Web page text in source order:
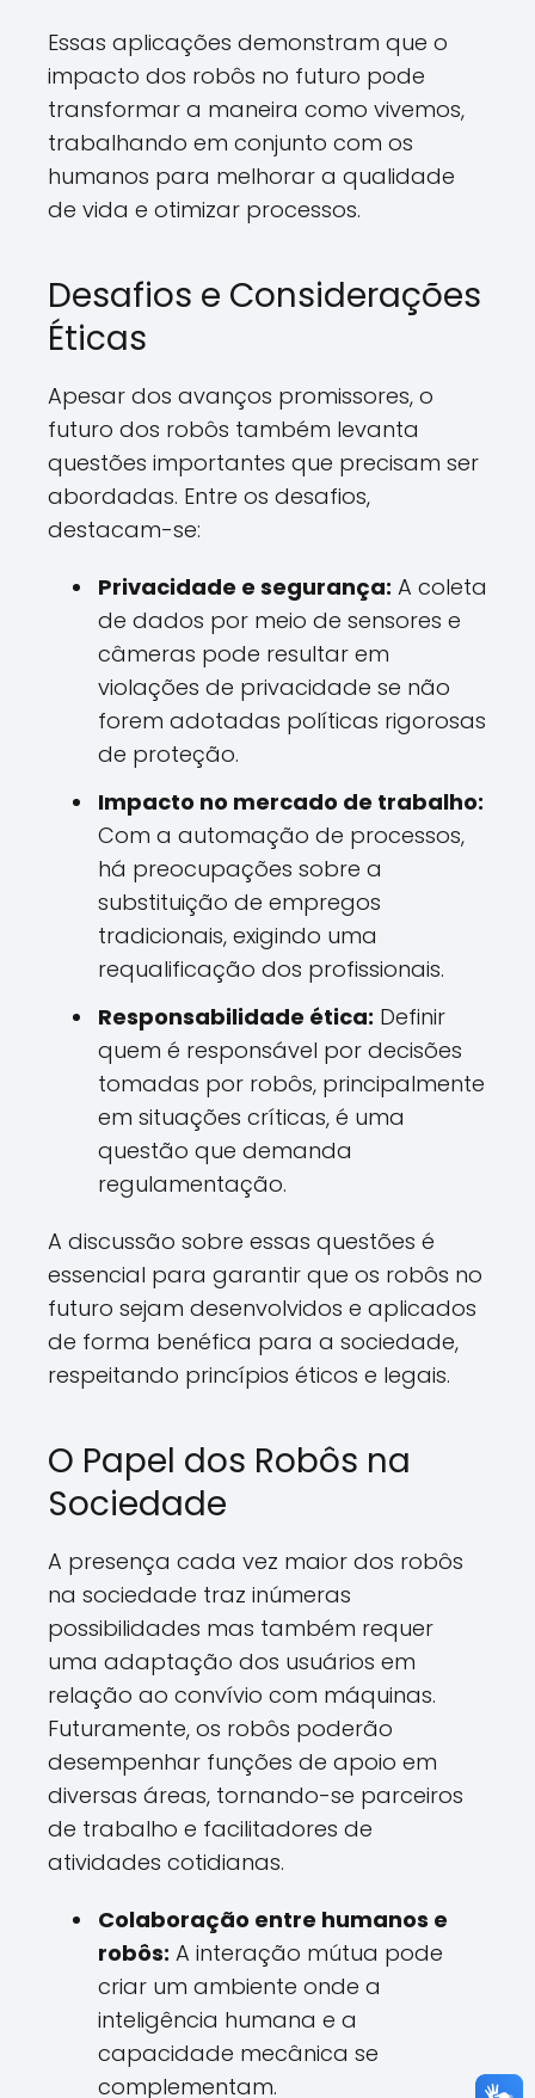
Essas aplicações demonstram que o
impacto dos robôs no futuro pode
transformar a maneira como vivemos,
trabalhando em conjunto com os
humanos para melhorar a qualidade
de vida e otimizar processos.
Desafios e Considerações
Éticas
Apesar dos avanços promissores, o
futuro dos robôs também levanta
questões importantes que precisam ser
abordadas. Entre os desafios,
destacam-se:
Privacidade e segurança: A coleta
de dados por meio de sensores e
câmeras pode resultar em
violações de privacidade se não
forem adotadas políticas rigorosas
de proteção.
Impacto no mercado de trabalho:
Com a automação de processos,
há preocupações sobre a
substituição de empregos
tradicionais, exigindo uma
requalificação dos profissionais.
Responsabilidade ética: Definir
quem é responsável por decisões
tomadas por robôs, principalmente
em situações críticas, é uma
questão que demanda
regulamentação.
A discussão sobre essas questões é
essencial para garantir que os robôs no
futuro sejam desenvolvidos e aplicados
de forma benéfica para a sociedade,
respeitando princípios éticos e legais.
O Papel dos Robôs na
Sociedade
A presença cada vez maior dos robôs
na sociedade traz inúmeras
possibilidades mas também requer
uma adaptação dos usuários em
relação ao convívio com máquinas.
Futuramente, os robôs poderão
desempenhar funções de apoio em
diversas áreas, tornando-se parceiros
de trabalho e facilitadores de
atividades cotidianas.
Colaboração entre humanos e
robôs: A interação mútua pode
criar um ambiente onde a
inteligência humana e a
capacidade mecânica se
complementam.